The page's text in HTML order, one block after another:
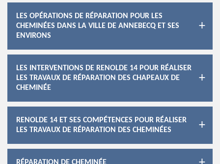
LES OPÉRATIONS DE RÉPARATION POUR LES
CHEMINÉES DANS LA VILLE DE ANNEBECQ ET SES
ENVIRONS
LES INTERVENTIONS DE RENOLDE 14 POUR RÉALISER
LES TRAVAUX DE RÉPARATION DES CHAPEAUX DE
CHEMINÉE
RENOLDE 14 ET SES COMPÉTENCES POUR RÉALISER
LES TRAVAUX DE RÉPARATION DES CHEMINÉES